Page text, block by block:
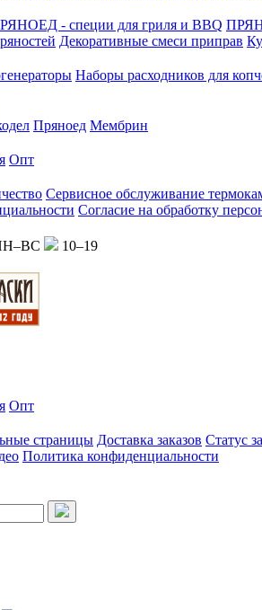
- специи для гриля и BBQ
Декоративные смеси приправ
Наборы расходников для
Пряноед Мембрин
Опт
Сервисное обслуживание
Согласие на обработку
10–19
Опт
страницы Доставка заказов Статус
Политика конфиденциальности